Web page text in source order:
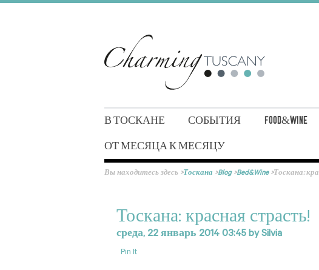
В ТОСКАНЕ СОБЫТИЯ FOOD&WINE
ОТ МЕСЯЦА К МЕСЯЦУ
Вы находитесь здесь >Тоскана >Blog>Bed&Wine>Тоскана:
Тоскана: красная страсть!
среда, 22 январь 2014 03:45bySilvia
Pin It